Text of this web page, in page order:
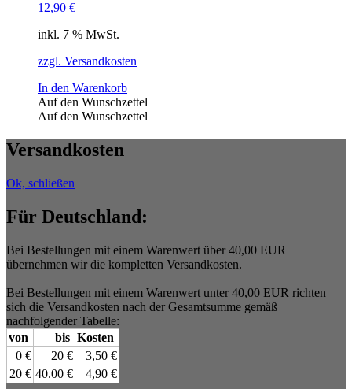
12,90 €
inkl. 7 % MwSt.
zzgl. Versandkosten
In den Warenkorb
Auf den Wunschzettel
Auf den Wunschzettel
Versandkosten
Ok, schließen
Für Deutschland:
Bei Bestellungen mit einem Warenwert über 40,00 EUR
übernehmen wir die kompletten Versandkosten.
Bei Bestellungen mit einem Warenwert unter 40,00 EUR richten
sich die Versandkosten nach der Gesamtsumme gemäß
nachfolgender Tabelle:
von
bis Kosten
0 €
20 €
3,50 €
20 € 40.00 € 4,90 €